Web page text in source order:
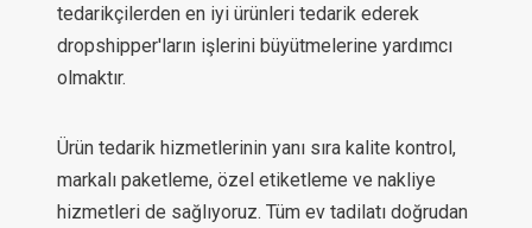
tedarikçilerden en iyi ürünleri tedarik ederek
dropshipper'ların işlerini büyütmelerine yardımcı
olmaktır.
Ürün tedarik hizmetlerinin yanı sıra kalite kontrol,
markalı paketleme, özel etiketleme ve nakliye
hizmetleri de sağlıyoruz. Tüm ev tadilatı doğrudan